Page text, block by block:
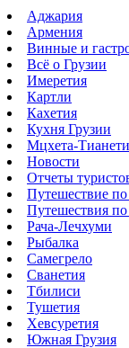
Аджария
Армения
Винные и
Всё о Грузии
Имеретия
Картли
Кахетия
Кухня Грузии
Мцхета-Тианети
Новости
Отчеты
Путешествие
Путешествия по
Рача-Лечхуми
Рыбалка
Самегрело
Сванетия
Тбилиси
Тушетия
Хевсуретия
Южная Грузия